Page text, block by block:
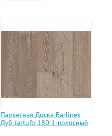
Паркетная Доска Barlinek
Дуб tartufo 180 1-полосный